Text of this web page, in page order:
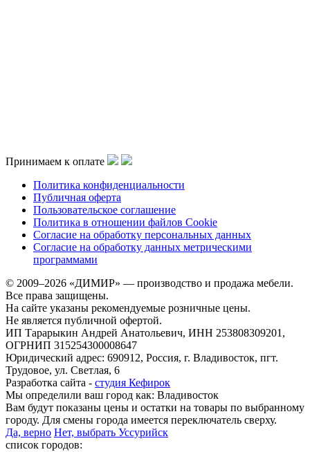
Принимаем к оплате
Политика конфиденциальности
Публичная оферта
Пользовательское соглашение
Политика в отношении файлов Cookie
Согласие на обработку персональных данных
Согласие на обработку данных метрическими
программами
© 2009–2026 «ДИМИР» — производство и продажа мебели.
Все права защищены.
На сайте указаны рекомендуемые розничные цены.
Не является публичной офертой.
ИП Тарарыкин Андрей Анатольевич, ИНН 253808309201,
ОГРНИП 315254300008647
Юридический адрес: 690912, Россия, г. Владивосток, пгт.
Трудовое, ул. Светлая, 6
Разработка сайта - студия Кефирок
Мы определили ваш город как: Владивосток
Вам будут показаны цены и остатки на товары по выбранному
городу. Для смены города имеется переключатель сверху.
Да, верно Нет, выбрать Уссурийск
список городов: